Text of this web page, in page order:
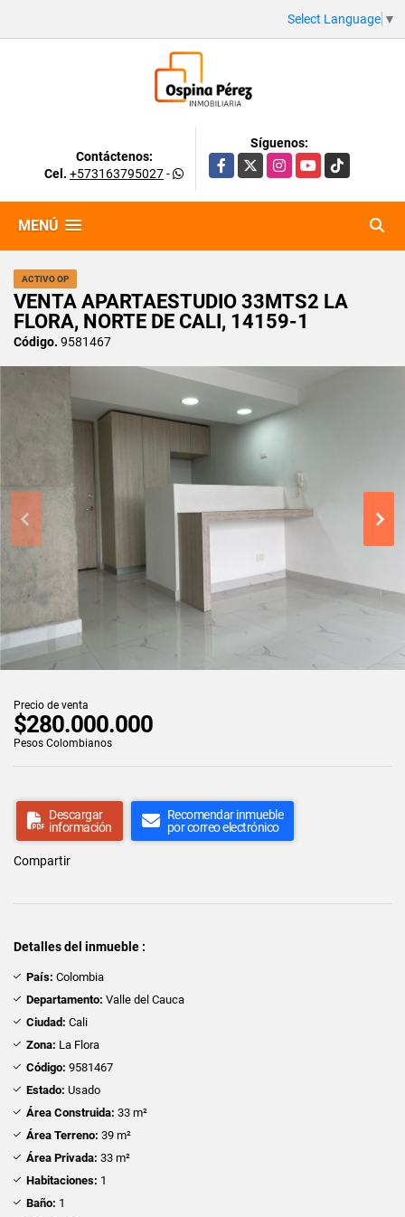
Select Language ▼
Contáctenos:
Cel. +573163795027-
Síguenos:
Facebook
X InstagramYouTubeTikTok
MENÚ
ACTIVO OP
VENTA APARTAESTUDIO 33MTS2 LA
FLORA, NORTE DE CALI, 14159-1
Código. 9581467
Precio de venta
$280.000.000
Pesos Colombianos
Descargar
información
Recomendar inmueble
por correo electrónico
Compartir
Detalles del inmueble :
País: Colombia
Departamento: Valle del Cauca
Ciudad: Cali
Zona: La Flora
Código: 9581467
Estado: Usado
Área Construida: 33 m²
Área Terreno: 39 m²
Área Privada: 33 m²
Habitaciones: 1
Baño: 1